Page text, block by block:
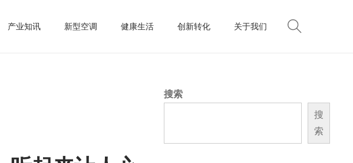
产业知讯 新型空调 健康生活 创新转化 关于我们
搜索
搜
索